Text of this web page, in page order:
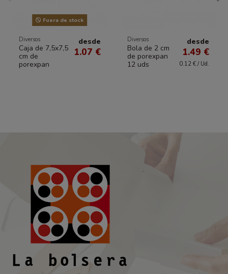
Fuera de stock
Diversos
Caja de 7,5x7,5
cm de
porexpan
desde
1.07 €
Diversos
Bola de 2 cm
de porexpan
12 uds
desde
1.49 €
0.12 € / Ud.